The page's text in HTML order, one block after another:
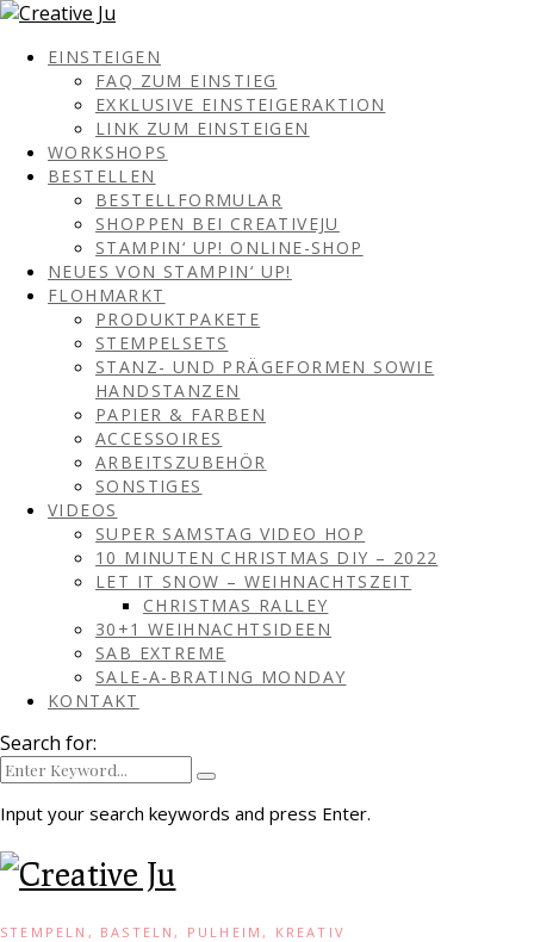
EINSTEIGEN
FAQ ZUM EINSTIEG
EXKLUSIVE EINSTEIGERAKTION
LINK ZUM EINSTEIGEN
WORKSHOPS
BESTELLEN
BESTELLFORMULAR
SHOPPEN BEI CREATIVEJU
STAMPIN‘ UP! ONLINE-SHOP
NEUES VON STAMPIN‘ UP!
FLOHMARKT
PRODUKTPAKETE
STEMPELSETS
STANZ- UND PRÄGEFORMEN SOWIE
HANDSTANZEN
PAPIER & FARBEN
ACCESSOIRES
ARBEITSZUBEHÖR
SONSTIGES
VIDEOS
SUPER SAMSTAG VIDEO HOP
10 MINUTEN CHRISTMAS DIY – 2022
LET IT SNOW – WEIHNACHTSZEIT
CHRISTMAS RALLEY
30+1 WEIHNACHTSIDEEN
SAB EXTREME
SALE-A-BRATING MONDAY
KONTAKT
Search for:
Input your search keywords and press Enter.
STEMPELN, BASTELN, PULHEIM, KREATIV